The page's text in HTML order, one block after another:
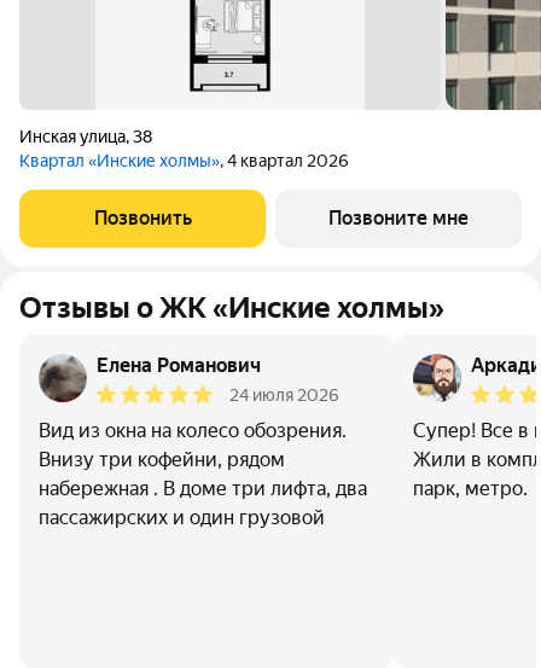
Инская улица,38
Квартал «Инские холмы», 4 квартал 2026
Позвонить Позвоните мне
Отзывы о ЖК «Инские холмы»
Елена Романович
24 июля 2026
Вид из окна на колесо обозрения.
Внизу три кофейни, рядом
набережная . В доме три лифта, два
пассажирских и один грузовой
Супер! Все в
Жили в
парк, метро.